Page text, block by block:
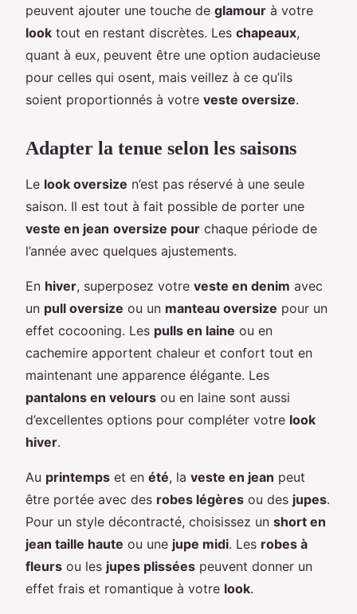
peuvent ajouter une touche de glamour à votre
look tout en restant discrètes. Les chapeaux,
quant à eux, peuvent être une option audacieuse
pour celles qui osent, mais veillez à ce qu’ils
soient proportionnés à votre veste oversize.
Adapter la tenue selon les saisons
Le look oversize n’est pas réservé à une seule
saison. Il est tout à fait possible de porter une
veste en jean oversize pour chaque période de
l’année avec quelques ajustements.
En hiver, superposez votre veste en denim avec
un pull oversize ou un manteau oversize pour un
effet cocooning. Les pulls en laine ou en
cachemire apportent chaleur et confort tout en
maintenant une apparence élégante. Les
pantalons en velours ou en laine sont aussi
d’excellentes options pour compléter votre look
hiver.
Au printemps et en été, la veste en jean peut
être portée avec des robes légères ou des jupes.
Pour un style décontracté, choisissez un short en
jean taille haute ou une jupe midi. Les robes à
fleurs ou les jupes plissées peuvent donner un
effet frais et romantique à votre look.